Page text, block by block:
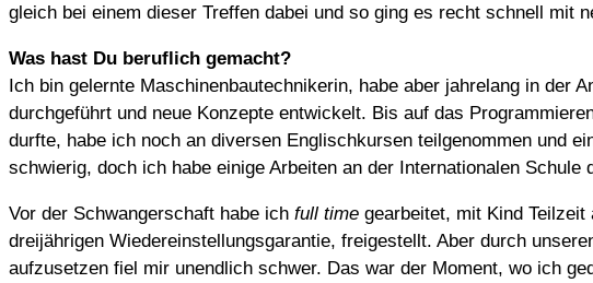
gleich bei einem dieser Treffen dabei und so ging es recht schnell mit
Was hast Du beruflich gemacht?
Ich bin gelernte Maschinenbautechnikerin, habe aber jahrelang in der
durchgeführt und neue Konzepte entwickelt. Bis auf das
durfte, habe ich noch an diversen Englischkursen teilgenommen und
schwierig, doch ich habe einige Arbeiten an der Internationalen
Vor der Schwangerschaft habe ich full time gearbeitet, mit Kind
dreijährigen Wiedereinstellungsgarantie, freigestellt. Aber durch
aufzusetzen fiel mir unendlich schwer. Das war der Moment, wo ich